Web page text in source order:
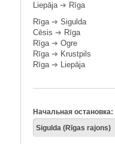
Liepāja➔ Rīga
Rīga➔ Sigulda
Cēsis ➔ Rīga
Rīga➔ Ogre
Rīga➔ Krustpils
Rīga➔ Liepāja
Начальная остановка: